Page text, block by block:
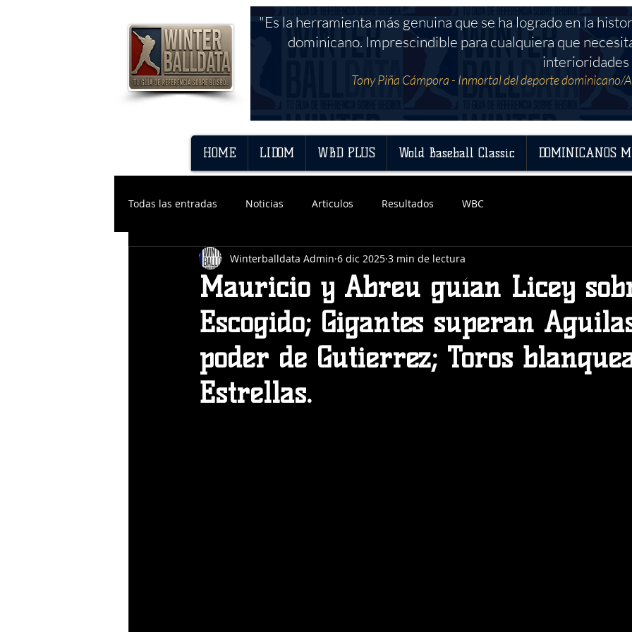
HOME LIDOM WBD PLUS Wold Baseball Classic DOMINICANOS
"Es la herramienta más genuina que se ha logrado en la
dominicano. Imprescindible para cualquiera que
interioridades
Tony Piña Cámpora - Inmortal del deporte
Todas las entradas Noticias Articulos Resultados WBC
Mauricio y Abreu guían Licey
Escogido; Gigantes superan
poder de Gutierrez; Toros
Estrellas.
Winterballdata Admin 6 dic 2025 3 min de lectura